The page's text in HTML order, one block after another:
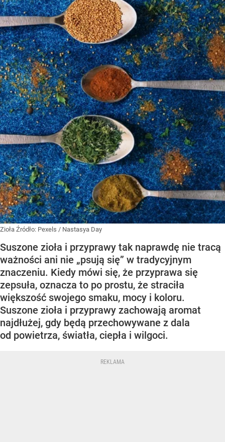
Zioła Źródło: Pexels / Nastasya Day
Suszone zioła i przyprawy tak naprawdę nie tracą
ważności ani nie „psują się” w tradycyjnym
znaczeniu. Kiedy mówi się, że przyprawa się
zepsuła, oznacza to po prostu, że straciła
większość swojego smaku, mocy i koloru.
Suszone zioła i przyprawy zachowają aromat
najdłużej, gdy będą przechowywane z dala
od powietrza, światła, ciepła i wilgoci.